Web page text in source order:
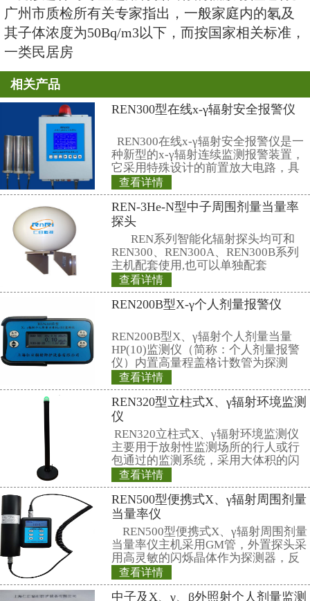
2.建筑材料。大量使用的石料、矿
沙石、水泥及石膏之类，易释放氡
3.室内装饰装修材料。天然石材、
石如果放射性超标，可以致室内氡
4.燃气。在烧天然气和液化石油气
风不好，其中的氡将全部释放到室
广州市质检所的专家指出，普通家
几种办法，防范住房氡污染：
1.购房时考虑进行室内氡浓度检测
2.装修选材时尽量选用符合国标的
广州市质检所有关专家指出，一般
其子体浓度为50Bq/m3以下，而按
一类民居房
相关产品
REN300型在线x-γ
REN300在线x-γ辐
种新型的x-γ辐射连
它采用特殊设计的
有灵敏度高、操作
数据存储和超阈值
时给出xγ辐射剂量
作、应急快速响应
查看详情
REN-3He-N型中
探头